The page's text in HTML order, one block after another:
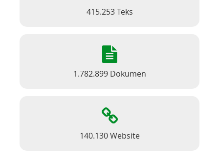
415.253 Teks
1.782.899 Dokumen
140.130 Website